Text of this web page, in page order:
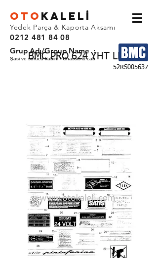
OTO KALEL İ
Yedek Parça & Kaporta Aksamı
0212 481 84 08
BMC PRO 624 YHT LDT
Grup Adı/Group Name :
Şasi ve sürücü kabini / Chassis & cab
52RS005637